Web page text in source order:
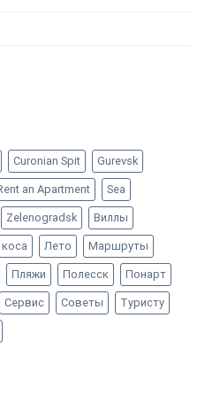
Curonian Spit Gurevsk
an Apartment Sea
Zelenogradsk Виллы
Лето Маршруты
Пляжи Полесск Понарт
Сервис Советы Туристу